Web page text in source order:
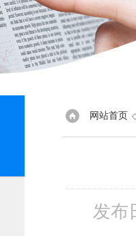
网站首页
发布